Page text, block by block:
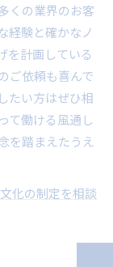
くの業界のお客
経験と確かなノ
を計画している
ご依頼も喜んで
たい方はぜひ相
て働ける風通し
を踏まえたうえ
化の制定を相談